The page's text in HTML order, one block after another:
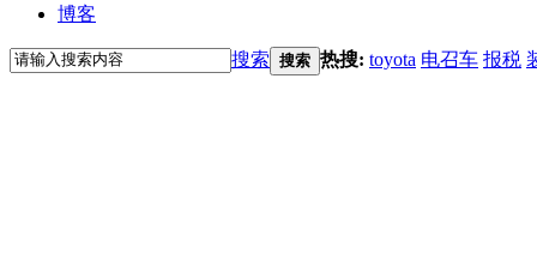
博客
搜索 搜索 热搜: toyota 电召车 报税